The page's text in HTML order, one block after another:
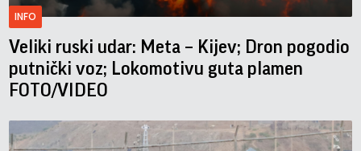
INFO
Veliki ruski udar: Meta – Kijev; Dron pogodio
putnički voz; Lokomotivu guta plamen
FOTO/VIDEO